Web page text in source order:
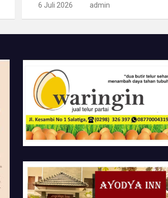
6 Juli 2026 admin